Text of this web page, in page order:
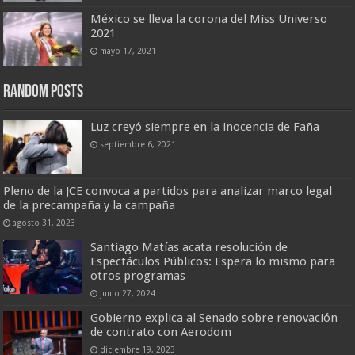
México se lleva la corona del Miss Universo
2021
mayo 17, 2021
Random Posts
Luz creyó siempre en la inocencia de Faña
septiembre 6, 2021
Pleno de la JCE convoca a partidos para analizar marco legal
de la precampaña y la campaña
agosto 31, 2023
Santiago Matías acata resolución de
Espectáculos Públicos: Espera lo mismo para
otros programas
junio 27, 2024
Gobierno explica al Senado sobre renovación
de contrato con Aerodom
diciembre 19, 2023